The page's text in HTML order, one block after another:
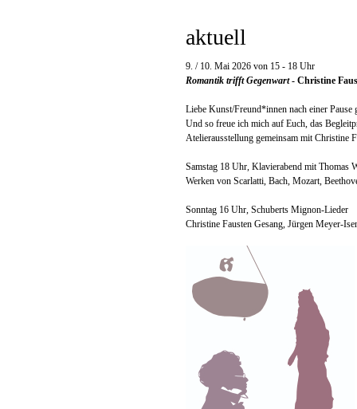
aktuell
9. / 10. Mai 2026 von 15 - 18 Uhr
Romantik trifft Gegenwart- Christine
Liebe Kunst/Freund*innen nach einer Pause
Und so freue ich mich auf Euch, das
Atelierausstellung gemeinsam mit Christine
Samstag 18 Uhr, Klavierabend mit Thomas
Werken von Scarlatti, Bach, Mozart,
Sonntag 16 Uhr, Schuberts Mignon-Lieder
Christine Fausten Gesang, Jürgen Meyer-